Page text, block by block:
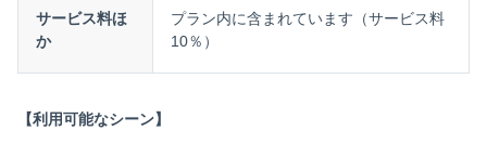
サービス料ほ
か
プラン内に含まれています（サービス料
10％）
【利用可能なシーン】